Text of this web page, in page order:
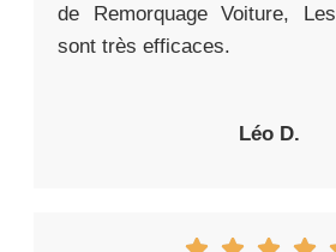
de Remorquage Voiture,
sont très efficaces.
Léo D.